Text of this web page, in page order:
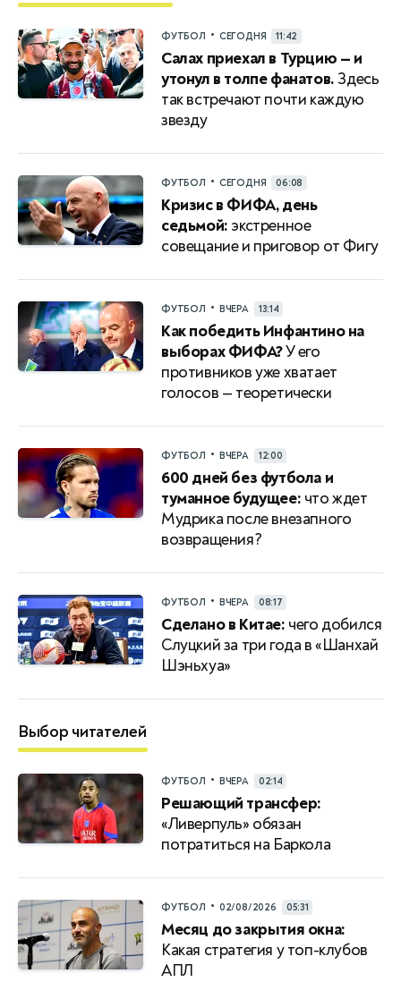
ФУТБОЛ • СЕГОДНЯ 11:42
Салах приехал в Турцию — и
утонул в толпе фанатов.Здесь
так встречают почти каждую
звезду
ФУТБОЛ • СЕГОДНЯ 06:08
Кризис в ФИФА, день
седьмой: экстренное
совещание и приговор от Фигу
ФУТБОЛ • ВЧЕРА 13:14
Как победить Инфантино на
выборах ФИФА?У его
противников уже хватает
голосов — теоретически
ФУТБОЛ • ВЧЕРА 12:00
600 дней без футбола и
туманное будущее: что ждет
Мудрика после внезапного
возвращения?
ФУТБОЛ • ВЧЕРА 08:17
Сделано в Китае: чего добился
Слуцкий за три года в «Шанхай
Шэньхуа»
Выбор читателей
ФУТБОЛ • ВЧЕРА 02:14
Решающий трансфер:
«Ливерпуль» обязан
потратиться на Баркола
ФУТБОЛ • 02/08/2026 05:31
Месяц до закрытия окна:
Какая стратегия у топ-клубов
АПЛ